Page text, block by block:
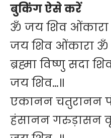
बुकिंग ऐसे करें
ॐ जय शिव ओंकारा
जय शिव ओंकारा ॐ
ब्रह्मा विष्णु सदा
जय शिव…॥
एकानन चतुरानन
हंसानन गरुड़ासन